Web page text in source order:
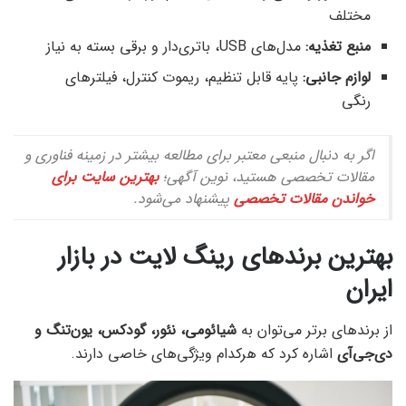
مختلف
منبع تغذیه: مدل‌های USB، باتری‌دار و برقی بسته به نیاز
لوازم جانبی: پایه قابل تنظیم، ریموت کنترل، فیلترهای
رنگی
اگر به دنبال منبعی معتبر برای مطالعه بیشتر در زمینه فناوری و
مقالات تخصصی هستید، نوین آگهی؛بهترین سایت برای
خواندن مقالات تخصصی پیشنهاد می‌شود.
بهترین برندهای رینگ لایت در بازار
ایران
از برندهای برتر می‌توان به شیائومی، نئور، گودکس، یون‌تنگ و
دی‌جی‌آی اشاره کرد که هرکدام ویژگی‌های خاصی دارند.